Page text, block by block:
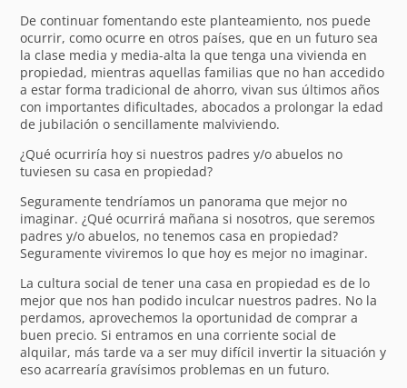
De continuar fomentando este planteamiento, nos puede
ocurrir, como ocurre en otros países, que en un futuro sea
la clase media y media-alta la que tenga una vivienda en
propiedad, mientras aquellas familias que no han accedido
a estar forma tradicional de ahorro, vivan sus últimos años
con importantes dificultades, abocados a prolongar la edad
de jubilación o sencillamente malviviendo.
¿Qué ocurriría hoy si nuestros padres y/o abuelos no
tuviesen su casa en propiedad?
Seguramente tendríamos un panorama que mejor no
imaginar. ¿Qué ocurrirá mañana si nosotros, que seremos
padres y/o abuelos, no tenemos casa en propiedad?
Seguramente viviremos lo que hoy es mejor no imaginar.
La cultura social de tener una casa en propiedad es de lo
mejor que nos han podido inculcar nuestros padres. No la
perdamos, aprovechemos la oportunidad de comprar a
buen precio. Si entramos en una corriente social de
alquilar, más tarde va a ser muy difícil invertir la situación y
eso acarrearía gravísimos problemas en un futuro.